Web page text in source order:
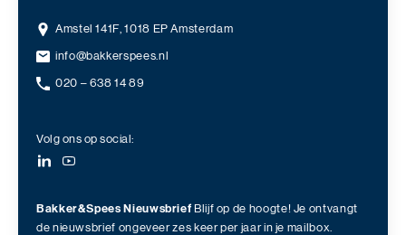
Amstel 141F, 1018 EP Amsterdam
info@bakkerspees.nl
020 – 638 14 89
Volg ons op social:
Bakker&Spees Nieuwsbrief Blijf op de hoogte! Je ontvangt
de nieuwsbrief ongeveer zes keer per jaar in je mailbox.